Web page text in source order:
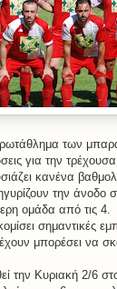
των
για την
κανένα
την άνοδο
ομάδα από τις 4.
σημαντικές
μπορέσει να
την Κυριακή 2/6